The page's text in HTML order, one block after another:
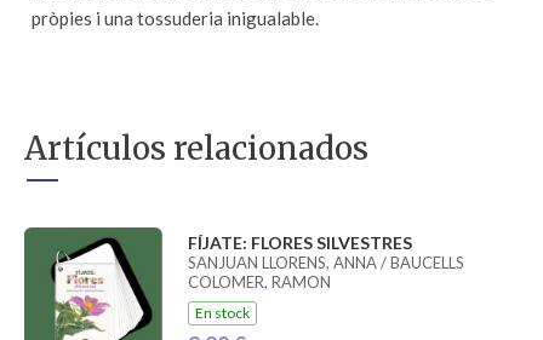
pròpies i una tossuderia inigualable.
Artículos relacionados
FÍJATE: FLORES SILVESTRES
SANJUAN LLORENS, ANNA / BAUCELLS
COLOMER, RAMON
En stock